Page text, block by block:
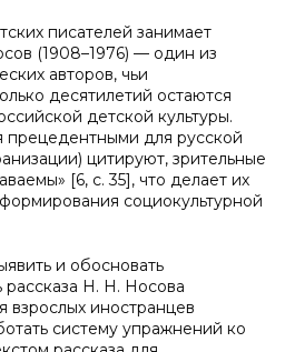
писателей занимает
(1908–1976) — один из
авторов, чьи
десятилетий остаются
детской культуры.
прецедентными для русской
цитируют, зрительные
[6, с. 35], что делает их
социокультурной
и обосновать
Н. Н. Носова
взрослых иностранцев
систему упражнений ко